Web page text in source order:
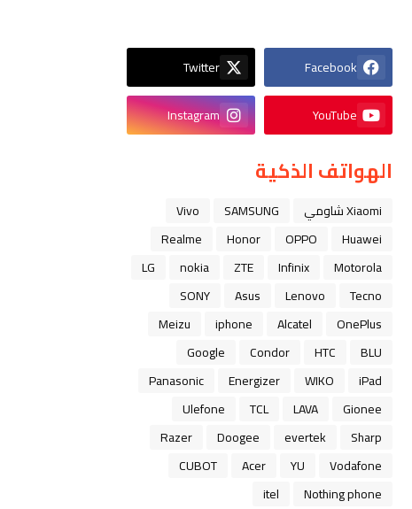
Facebook
Twitter
YouTube
Instagram
الهواتف الذكية
Xiaomi شاومي SAMSUNG
Vivo
Huawei
OPPO
Honor
Realme
Motorola
Infinix
ZTE
nokia
LG
Tecno
Lenovo
Asus
SONY
OnePlus
Alcatel
iphone
Meizu
BLU
HTC
Condor
Google
iPad
WIKO
Energizer
Panasonic
Gionee
LAVA
TCL
Ulefone
Sharp
evertek
Doogee
Razer
Vodafone
YU
Acer
CUBOT
Nothing phone
itel